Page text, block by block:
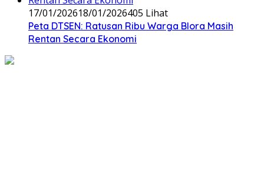
17/01/202618/01/2026405 Lihat
‎Peta DTSEN: Ratusan Ribu Warga Blora Masih
Rentan Secara Ekonomi